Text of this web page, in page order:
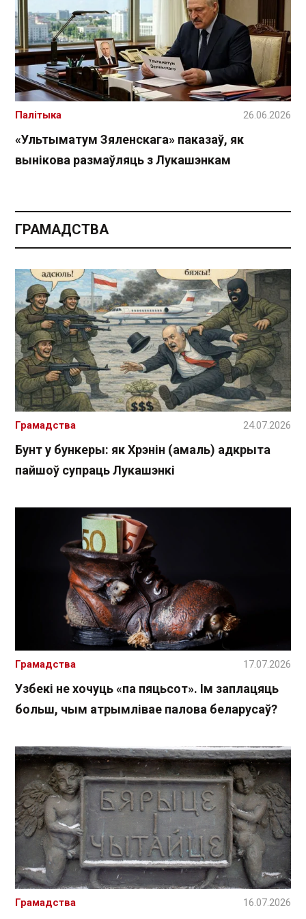
«Ультыматум Зяленскага» паказаў, як
вынікова размаўляць з Лукашэнкам
Палітыка 26.06.2026
ГРАМАДСТВА
Бунт у бункеры: як Хрэнін (амаль) адкрыта
пайшоў супраць Лукашэнкі
Грамадства 24.07.2026
Узбекі не хочуць «па пяцьсот». Ім заплацяць
больш, чым атрымлівае палова беларусаў?
Грамадства 17.07.2026
Грамадства 16.07.2026